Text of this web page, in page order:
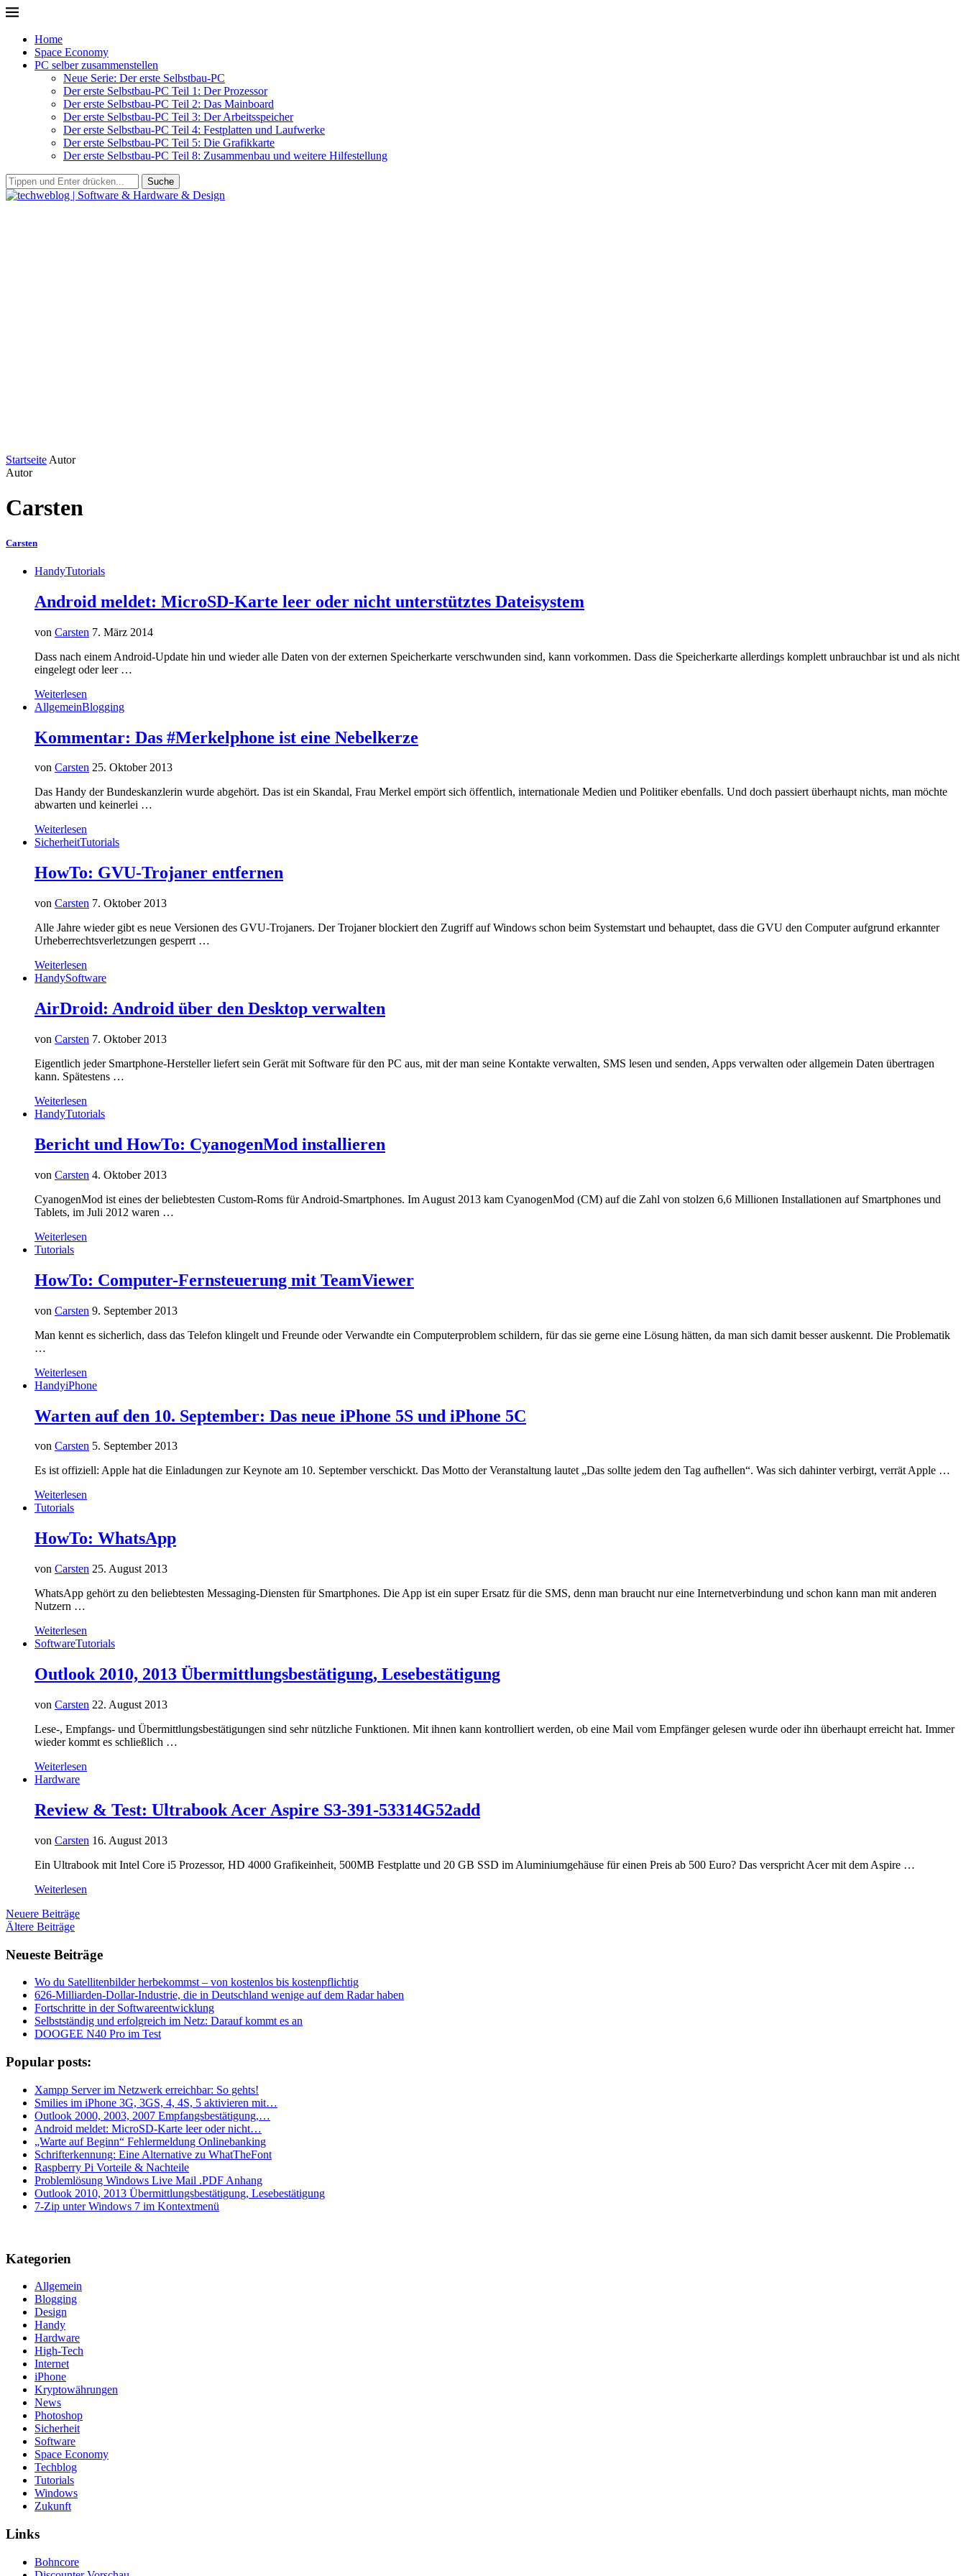
Home
Space Economy
PC selber zusammenstellen
Neue Serie: Der erste Selbstbau-PC
Der erste Selbstbau-PC Teil 1: Der Prozessor
Der erste Selbstbau-PC Teil 2: Das Mainboard
Der erste Selbstbau-PC Teil 3: Der Arbeitsspeicher
Der erste Selbstbau-PC Teil 4: Festplatten und Laufwerke
Der erste Selbstbau-PC Teil 5: Die Grafikkarte
Der erste Selbstbau-PC Teil 8: Zusammenbau und weitere Hilfestellung
Suche
Startseite Autor
Autor
Carsten
Carsten
HandyTutorials
Android meldet: MicroSD-Karte leer oder nicht unterstütztes Dateisystem
von Carsten 7. März 2014
Dass nach einem Android-Update hin und wieder alle Daten von der externen Speicherkarte verschwunden sind, kann vorkommen. Dass die Speicherkarte allerdings komplett unbrauchbar ist und als nicht
eingelegt oder leer …
Weiterlesen
AllgemeinBlogging
Kommentar: Das #Merkelphone ist eine Nebelkerze
von Carsten 25. Oktober 2013
Das Handy der Bundeskanzlerin wurde abgehört. Das ist ein Skandal, Frau Merkel empört sich öffentlich, internationale Medien und Politiker ebenfalls. Und doch passiert überhaupt nichts, man möchte
abwarten und keinerlei …
Weiterlesen
SicherheitTutorials
HowTo: GVU-Trojaner entfernen
von Carsten 7. Oktober 2013
Alle Jahre wieder gibt es neue Versionen des GVU-Trojaners. Der Trojaner blockiert den Zugriff auf Windows schon beim Systemstart und behauptet, dass die GVU den Computer aufgrund erkannter
Urheberrechtsverletzungen gesperrt …
Weiterlesen
HandySoftware
AirDroid: Android über den Desktop verwalten
von Carsten 7. Oktober 2013
Eigentlich jeder Smartphone-Hersteller liefert sein Gerät mit Software für den PC aus, mit der man seine Kontakte verwalten, SMS lesen und senden, Apps verwalten oder allgemein Daten übertragen
kann. Spätestens …
Weiterlesen
HandyTutorials
Bericht und HowTo: CyanogenMod installieren
von Carsten 4. Oktober 2013
CyanogenMod ist eines der beliebtesten Custom-Roms für Android-Smartphones. Im August 2013 kam CyanogenMod (CM) auf die Zahl von stolzen 6,6 Millionen Installationen auf Smartphones und
Tablets, im Juli 2012 waren …
Weiterlesen
Tutorials
HowTo: Computer-Fernsteuerung mit TeamViewer
von Carsten 9. September 2013
Man kennt es sicherlich, dass das Telefon klingelt und Freunde oder Verwandte ein Computerproblem schildern, für das sie gerne eine Lösung hätten, da man sich damit besser auskennt. Die Problematik
…
Weiterlesen
HandyiPhone
Warten auf den 10. September: Das neue iPhone 5S und iPhone 5C
von Carsten 5. September 2013
Es ist offiziell: Apple hat die Einladungen zur Keynote am 10. September verschickt. Das Motto der Veranstaltung lautet „Das sollte jedem den Tag aufhellen“. Was sich dahinter verbirgt, verrät Apple …
Weiterlesen
Tutorials
HowTo: WhatsApp
von Carsten 25. August 2013
WhatsApp gehört zu den beliebtesten Messaging-Diensten für Smartphones. Die App ist ein super Ersatz für die SMS, denn man braucht nur eine Internetverbindung und schon kann man mit anderen
Nutzern …
Weiterlesen
SoftwareTutorials
Outlook 2010, 2013 Übermittlungsbestätigung, Lesebestätigung
von Carsten 22. August 2013
Lese-, Empfangs- und Übermittlungsbestätigungen sind sehr nützliche Funktionen. Mit ihnen kann kontrolliert werden, ob eine Mail vom Empfänger gelesen wurde oder ihn überhaupt erreicht hat. Immer
wieder kommt es schließlich …
Weiterlesen
Hardware
Review & Test: Ultrabook Acer Aspire S3-391-53314G52add
von Carsten 16. August 2013
Ein Ultrabook mit Intel Core i5 Prozessor, HD 4000 Grafikeinheit, 500MB Festplatte und 20 GB SSD im Aluminiumgehäuse für einen Preis ab 500 Euro? Das verspricht Acer mit dem Aspire …
Weiterlesen
Neuere Beiträge
Ältere Beiträge
Neueste Beiträge
Wo du Satellitenbilder herbekommst – von kostenlos bis kostenpflichtig
626-Milliarden-Dollar-Industrie, die in Deutschland wenige auf dem Radar haben
Fortschritte in der Softwareentwicklung
Selbstständig und erfolgreich im Netz: Darauf kommt es an
DOOGEE N40 Pro im Test
Popular posts:
Xampp Server im Netzwerk erreichbar: So gehts!
Smilies im iPhone 3G, 3GS, 4, 4S, 5 aktivieren mit…
Outlook 2000, 2003, 2007 Empfangsbestätigung,…
Android meldet: MicroSD-Karte leer oder nicht…
„Warte auf Beginn“ Fehlermeldung Onlinebanking
Schrifterkennung: Eine Alternative zu WhatTheFont
Raspberry Pi Vorteile & Nachteile
Problemlösung Windows Live Mail .PDF Anhang
Outlook 2010, 2013 Übermittlungsbestätigung, Lesebestätigung
7-Zip unter Windows 7 im Kontextmenü
Kategorien
Allgemein
Blogging
Design
Handy
Hardware
High-Tech
Internet
iPhone
Kryptowährungen
News
Photoshop
Sicherheit
Software
Space Economy
Techblog
Tutorials
Windows
Zukunft
Links
Bohncore